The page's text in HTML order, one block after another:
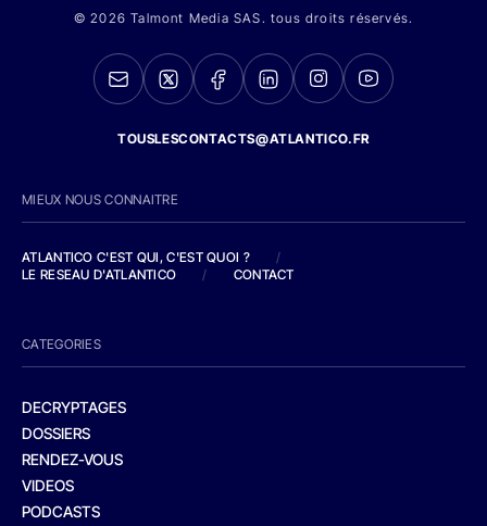
© 2026 Talmont Media SAS. tous droits réservés.
TOUSLESCONTACTS@ATLANTICO.FR
MIEUX NOUS CONNAITRE
ATLANTICO C'EST QUI, C'EST QUOI ?
/
LE RESEAU D'ATLANTICO
/ CONTACT
CATEGORIES
DECRYPTAGES
DOSSIERS
RENDEZ-VOUS
VIDEOS
PODCASTS